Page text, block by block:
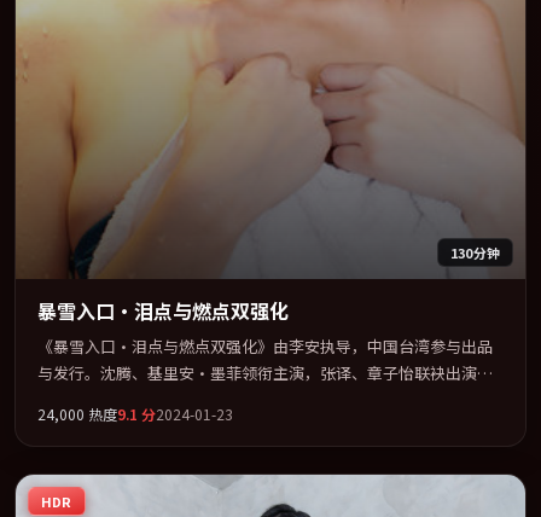
130分钟
暴雪入口·泪点与燃点双强化
《暴雪入口·泪点与燃点双强化》由李安执导，中国台湾参与出品
与发行。沈腾、基里安·墨菲领衔主演，张译、章子怡联袂出演。
骨架，在叙事、表演与视听上力求统一。定于 2024-06-12 在内地院
线及主流平台同步亮相，2024 年度话题片中口碑稳健，适合喜欢强
情节与人物弧光的观众完整观看。
24,000 热度9.1 分2024-01-23
HDR